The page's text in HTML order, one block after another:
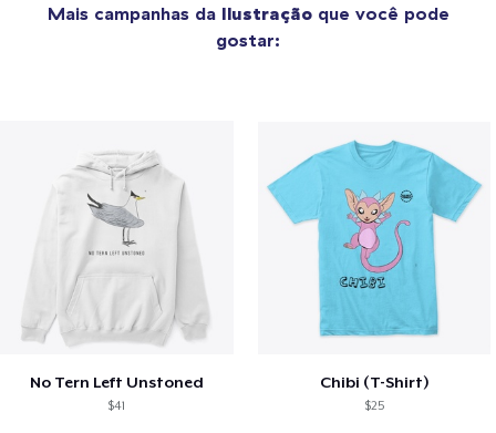
Mais campanhas da Ilustraçãoque você pode
gostar:
No Tern Left Unstoned
$41
Chibi (T-Shirt)
$25